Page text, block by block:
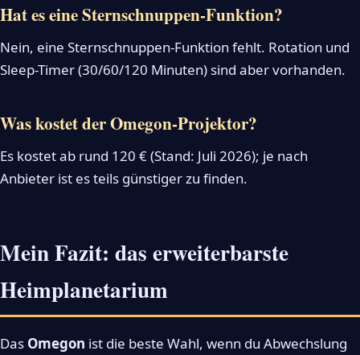
Hat es eine Sternschnuppen-Funktion?
Nein, eine Sternschnuppen-Funktion fehlt. Rotation und
Sleep-Timer (30/60/120 Minuten) sind aber vorhanden.
Was kostet der Omegon-Projektor?
Es kostet ab rund 120 € (Stand: Juli 2026); je nach
Anbieter ist es teils günstiger zu finden.
Mein Fazit: das erweiterbarste
Heimplanetarium
Das Omegon ist die beste Wahl, wenn du Abwechslung